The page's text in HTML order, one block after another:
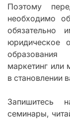
Поэтому
необходимо
обязательно
юридическое
маркетинг
в становлении
Запишитесь
семинары,